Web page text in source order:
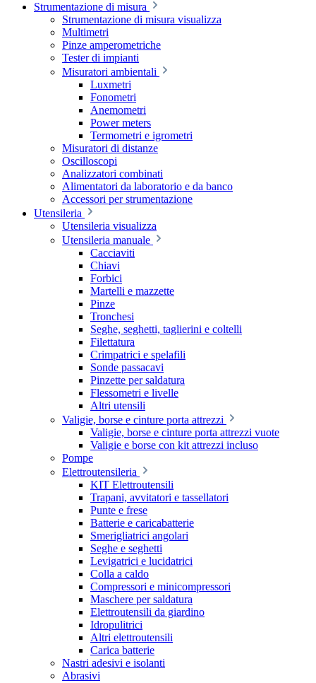
Strumentazione di misura
Strumentazione di misura visualizza
Multimetri
Pinze amperometriche
Tester di impianti
Misuratori ambientali
Luxmetri
Fonometri
Anemometri
Power meters
Termometri e igrometri
Misuratori di distanze
Oscilloscopi
Analizzatori combinati
Alimentatori da laboratorio e da banco
Accessori per strumentazione
Utensileria
Utensileria visualizza
Utensileria manuale
Cacciaviti
Chiavi
Forbici
Martelli e mazzette
Pinze
Tronchesi
Seghe, seghetti, taglierini e coltelli
Filettatura
Crimpatrici e spelafili
Sonde passacavi
Pinzette per saldatura
Flessometri e livelle
Altri utensili
Valigie, borse e cinture porta attrezzi
Valigie, borse e cinture porta attrezzi vuote
Valigie e borse con kit attrezzi incluso
Pompe
Elettroutensileria
KIT Elettroutensili
Trapani, avvitatori e tassellatori
Punte e frese
Batterie e caricabatterie
Smerigliatrici angolari
Seghe e seghetti
Levigatrici e lucidatrici
Colla a caldo
Compressori e minicompressori
Maschere per saldatura
Elettroutensili da giardino
Idropulitrici
Altri elettroutensili
Carica batterie
Nastri adesivi e isolanti
Abrasivi